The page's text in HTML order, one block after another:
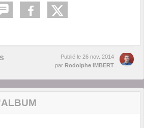
Publié le 26 nov. 2014
par Rodolphe IMBERT